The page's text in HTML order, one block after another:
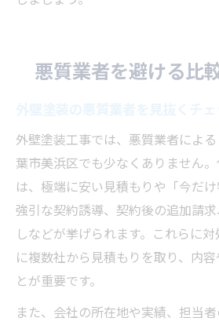
悪質業者を避ける比
外壁塗装工事では、悪質業者によ
葉市美浜区でも少なくありません
は、極端に安い見積もりや「今だ
強引な契約誘導、契約後の追加請
しなどが挙げられます。これらに
に複数社から見積もりを取り、内
とが重要です。
また、会社の所在地や実績、担当